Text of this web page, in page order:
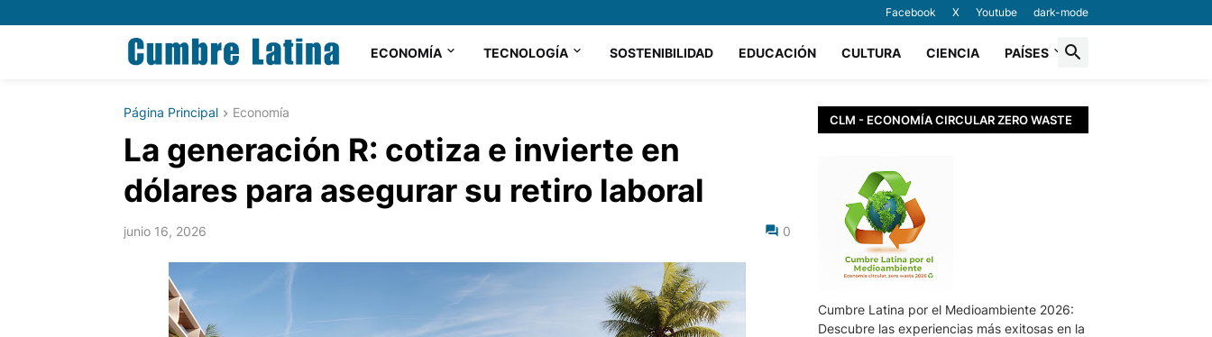
Facebook X Youtube dark-mode
ECONOMÍA TECNOLOGÍA SOSTENIBILIDAD EDUCACIÓN CULTURA CIENCIA PAÍSES
Página Principal Economía
La generación R: cotiza e invierte en
dólares para asegurar su retiro laboral
junio 16, 2026 0
CLM - ECONOMÍA CIRCULAR ZERO WASTE
Cumbre Latina por el Medioambiente 2026:
Descubre las experiencias más exitosas en la